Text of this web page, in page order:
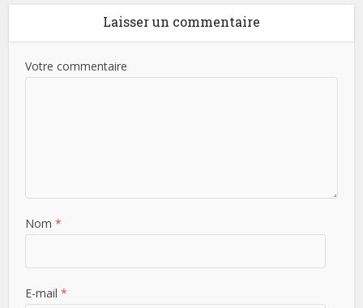
Laisser un commentaire
Votre commentaire
Nom*
E-mail*